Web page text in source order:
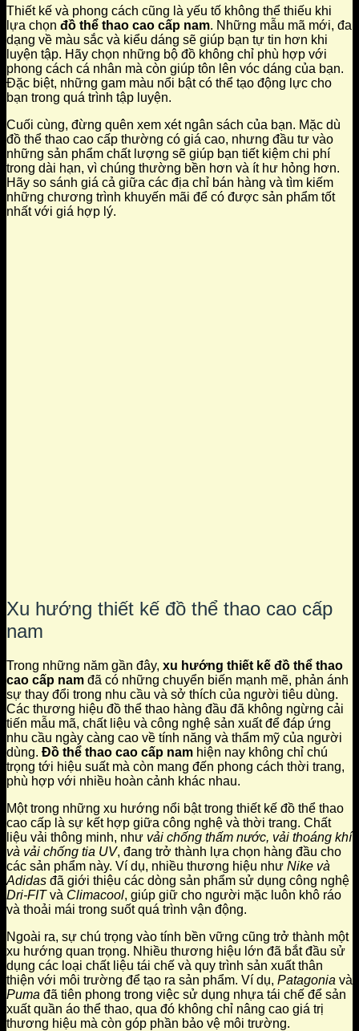
Thiết kế và phong cách cũng là yếu tố không thể thiếu khi
lựa chọn đồ thể thao cao cấp nam. Những mẫu mã mới, đa
dạng về màu sắc và kiểu dáng sẽ giúp bạn tự tin hơn khi
luyện tập. Hãy chọn những bộ đồ không chỉ phù hợp với
phong cách cá nhân mà còn giúp tôn lên vóc dáng của bạn.
Đặc biệt, những gam màu nổi bật có thể tạo động lực cho
bạn trong quá trình tập luyện.
Cuối cùng, đừng quên xem xét ngân sách của bạn. Mặc dù
đồ thể thao cao cấp thường có giá cao, nhưng đầu tư vào
những sản phẩm chất lượng sẽ giúp bạn tiết kiệm chi phí
trong dài hạn, vì chúng thường bền hơn và ít hư hỏng hơn.
Hãy so sánh giá cả giữa các địa chỉ bán hàng và tìm kiếm
những chương trình khuyến mãi để có được sản phẩm tốt
nhất với giá hợp lý.
Xu hướng thiết kế đồ thể thao cao cấp
nam
Trong những năm gần đây, xu hướng thiết kế đồ thể thao
cao cấp nam đã có những chuyển biến mạnh mẽ, phản ánh
sự thay đổi trong nhu cầu và sở thích của người tiêu dùng.
Các thương hiệu đồ thể thao hàng đầu đã không ngừng cải
tiến mẫu mã, chất liệu và công nghệ sản xuất để đáp ứng
nhu cầu ngày càng cao về tính năng và thẩm mỹ của người
dùng. Đồ thể thao cao cấp nam hiện nay không chỉ chú
trọng tới hiệu suất mà còn mang đến phong cách thời trang,
phù hợp với nhiều hoàn cảnh khác nhau.
Một trong những xu hướng nổi bật trong thiết kế đồ thể thao
cao cấp là sự kết hợp giữa công nghệ và thời trang. Chất
liệu vải thông minh, như vải chống thấm nước, vải thoáng khí
và vải chống tia UV, đang trở thành lựa chọn hàng đầu cho
các sản phẩm này. Ví dụ, nhiều thương hiệu như Nike và
Adidas đã giới thiệu các dòng sản phẩm sử dụng công nghệ
Dri-FITvà Climacool, giúp giữ cho người mặc luôn khô ráo
và thoải mái trong suốt quá trình vận động.
Ngoài ra, sự chú trọng vào tính bền vững cũng trở thành một
xu hướng quan trọng. Nhiều thương hiệu lớn đã bắt đầu sử
dụng các loại chất liệu tái chế và quy trình sản xuất thân
thiện với môi trường để tạo ra sản phẩm. Ví dụ, Patagonia và
Puma đã tiên phong trong việc sử dụng nhựa tái chế để sản
xuất quần áo thể thao, qua đó không chỉ nâng cao giá trị
thương hiệu mà còn góp phần bảo vệ môi trường.